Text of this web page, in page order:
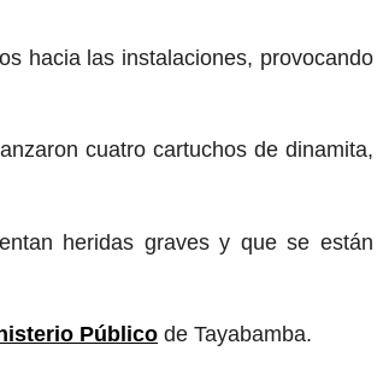
hacia las instalaciones, provocando
cuatro cartuchos de dinamita,
heridas graves y que se están
Público de Tayabamba.